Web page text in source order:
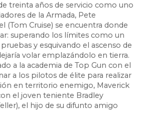
treinta años de servicio como uno
de la Armada, Pete
(Tom Cruise) se encuentra donde
superando los límites como un
y esquivando el ascenso de
volar emplazándolo en tierra.
a la academia de Top Gun con el
a los pilotos de élite para realizar
en territorio enemigo, Maverick
el joven teniente Bradley
el hijo de su difunto amigo